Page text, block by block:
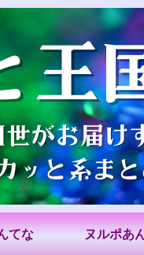
てな ヌルポあ